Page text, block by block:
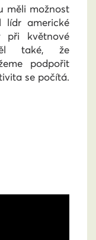
měli možnost
americké
při květnové
také, že
podpořit
se počítá.